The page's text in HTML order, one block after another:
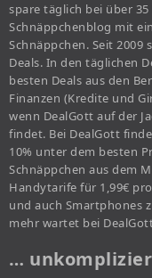
spare täglich bei über
Schnäppchenblog mit
Schnäppchen. Seit 2009
Deals. In den täglichen
besten Deals aus den
Finanzen (Kredite und
wenn DealGott auf der
findet. Bei DealGott
10% unter dem besten
Schnäppchen aus dem
Handytarife für 1,99€
und auch Smartphones
mehr wartet bei
…